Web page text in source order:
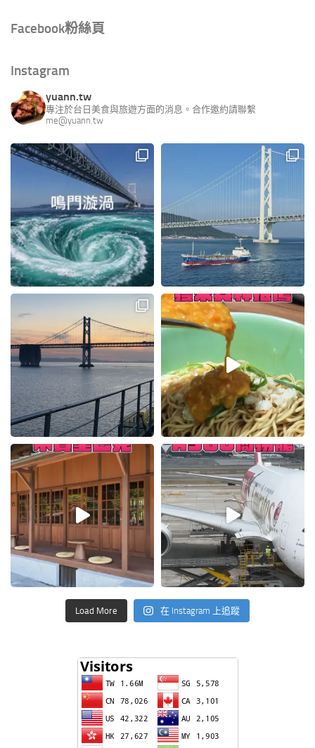
Facebook粉絲頁
Instagram
yuann.tw
專注於台日美食與旅遊方面的消息。合作邀約請聯繫
me@yuann.tw
Load More 在 Instagram 上追蹤